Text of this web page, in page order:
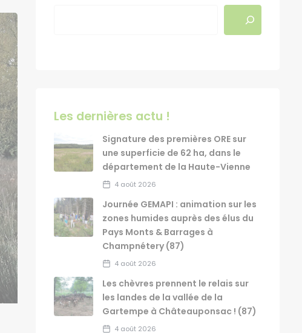
Les dernières actu !
Signature des premières ORE sur
une superficie de 62 ha, dans le
département de la Haute-Vienne
4 août 2026
Journée GEMAPI : animation sur les
zones humides auprès des élus du
Pays Monts & Barrages à
Champnétery (87)
4 août 2026
Les chèvres prennent le relais sur
les landes de la vallée de la
Gartempe à Châteauponsac ! (87)
4 août 2026